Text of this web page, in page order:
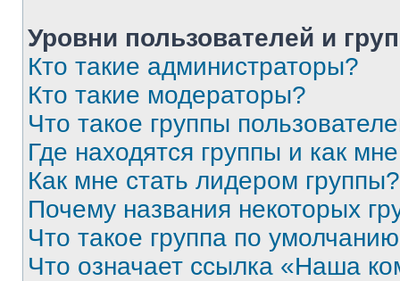
Уровни пользователей и
Кто такие администраторы?
Кто такие модераторы?
Что такое группы
Где находятся группы и как
Как мне стать лидером группы?
Почему названия некоторых
Что такое группа по
Что означает ссылка «Наша